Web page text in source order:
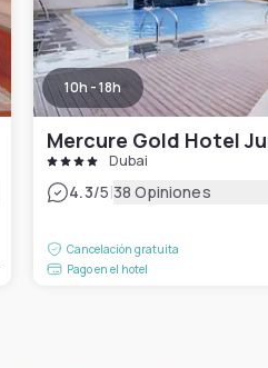
10h - 18h
Dubai
4.3/5|38 Opiniones
Cancelación gratuita
Pago en el hotel